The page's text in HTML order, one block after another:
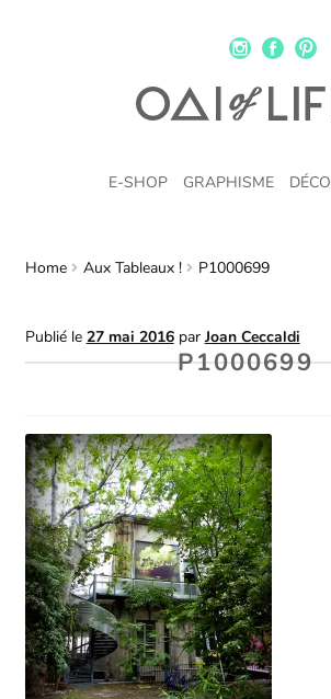
E-SHOP GRAPHISME DÉCO
Home Aux Tableaux ! P1000699
Publié le 27 mai 2016 parJoan Ceccaldi
P1000699